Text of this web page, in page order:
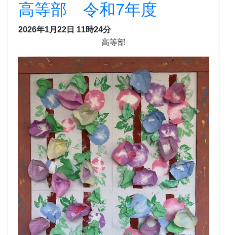
高等部 令和7年度
2026年1月22日 11時24分
高等部